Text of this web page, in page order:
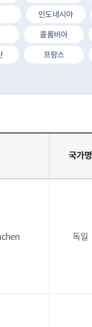
인도네시아
콜롬비아
프랑스
국가명
독일